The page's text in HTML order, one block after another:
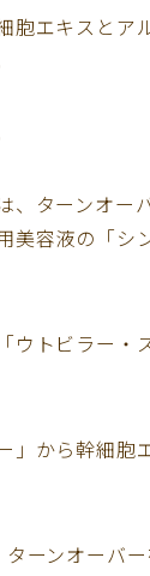
胞エキスとア
ターンオー
美容液の「シ
ウトビラー・
」から幹細胞
ーンオーバ